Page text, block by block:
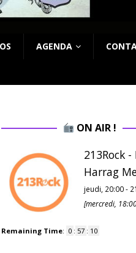
AGENDA
ON AIR !
213Rock -
Harrag
jeudi, 20:00 -
[mercredi,
Remaining Time: 0 : 57 : 09